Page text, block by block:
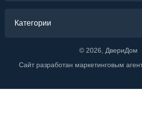
Категории
© 2026 , ДвериДом
Сайт разработан маркетинговым